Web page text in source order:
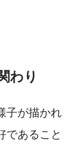
わり
子が描かれ
であること